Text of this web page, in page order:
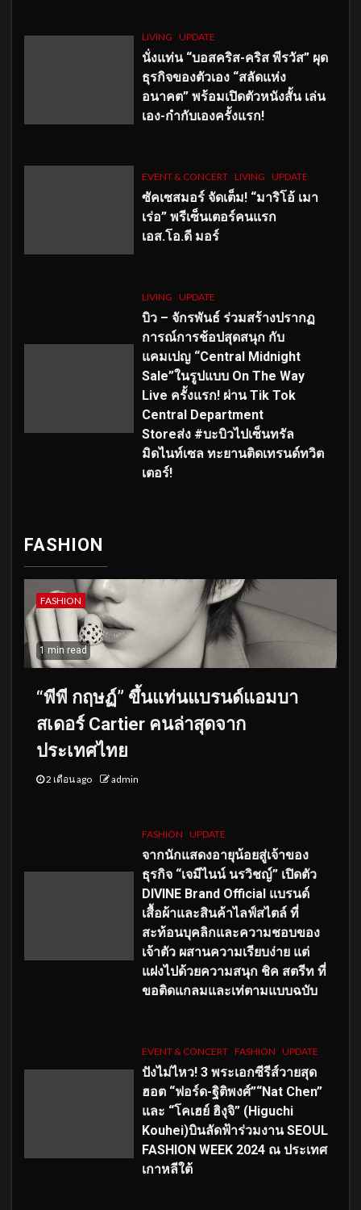
LIVING UPDATE
นั่งแท่น “บอสคริส-คริส พีรวัส” ผุด
ธุรกิจของตัวเอง “สลัดแห่ง
อนาคต” พร้อมเปิดตัวหนังสั้น เล่น
เอง-กำกับเองครั้งแรก!
EVENT & CONCERT LIVING UPDATE
ซัคเซสมอร์ จัดเต็ม! “มาริโอ้ เมา
เร่อ” พรีเซ็นเตอร์คนแรก
เอส.โอ.ดี มอร์
LIVING UPDATE
บิว – จักรพันธ์ ร่วมสร้างปรากฏ
การณ์การช้อปสุดสนุก กับ
แคมเปญ “Central Midnight
Sale”ในรูปแบบ On The Way
Live ครั้งแรก! ผ่าน Tik Tok
Central Department
Storeส่ง #บะบิวไปเซ็นทรัล
มิดไนท์เซล ทะยานติดเทรนด์ทวิต
เตอร์!
FASHION
FASHION
1 min read
“พีพี กฤษฏ์” ขึ้นแท่นแบรนด์แอมบา
สเดอร์ Cartier คนล่าสุดจาก
ประเทศไทย
2 เดือน ago admin
FASHION UPDATE
จากนักแสดงอายุน้อยสู่เจ้าของ
ธุรกิจ “เจมีไนน์ นรวิชญ์” เปิดตัว
DIVINE Brand Official แบรนด์
เสื้อผ้าและสินค้าไลฟ์สไตล์ ที่
สะท้อนบุคลิกและความชอบของ
เจ้าตัว ผสานความเรียบง่าย แต่
แฝงไปด้วยความสนุก ชิค สตรีท ที่
ขอติดแกลมและเท่ตามแบบฉบับ
EVENT & CONCERT FASHION UPDATE
ปังไม่ไหว! 3 พระเอกซีรีส์วายสุด
ฮอต “ฟอร์ด-ฐิติพงศ์”“Nat Chen”
และ “โคเฮย์ ฮิงุจิ” (Higuchi
Kouhei)บินลัดฟ้าร่วมงาน SEOUL
FASHION WEEK 2024 ณ ประเทศ
เกาหลีใต้